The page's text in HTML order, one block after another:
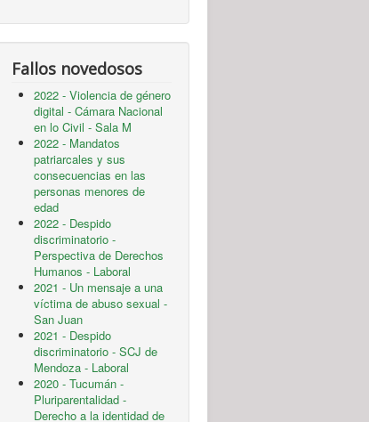
Fallos novedosos
2022 - Violencia de género
digital - Cámara Nacional
en lo Civil - Sala M
2022 - Mandatos
patriarcales y sus
consecuencias en las
personas menores de
edad
2022 - Despido
discriminatorio -
Perspectiva de Derechos
Humanos - Laboral
2021 - Un mensaje a una
víctima de abuso sexual -
San Juan
2021 - Despido
discriminatorio - SCJ de
Mendoza - Laboral
2020 - Tucumán -
Pluriparentalidad -
Derecho a la identidad de